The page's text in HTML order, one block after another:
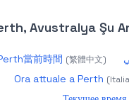
Avustralya Şu
當前時間 (繁體中文)
Ora attuale a Perth (